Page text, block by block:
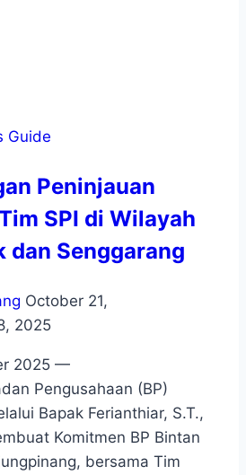
Guide
Peninjauan
SPI di Wilayah
dan Senggarang
October 21,
2025
2025 —
Pengusahaan (BP)
Bapak Ferianthiar, S.T.,
Komitmen BP Bintan
bersama Tim